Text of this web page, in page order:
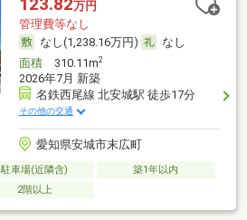
123.82万円
管理費等なし
なし(1,238.16万円)
なし
面積310.11m2
2026年7月 新築
名鉄西尾線 北安城駅 徒歩17分
その他の交通
愛知県安城市末広町
駐車場(近隣含)
築1年以内
2階以上